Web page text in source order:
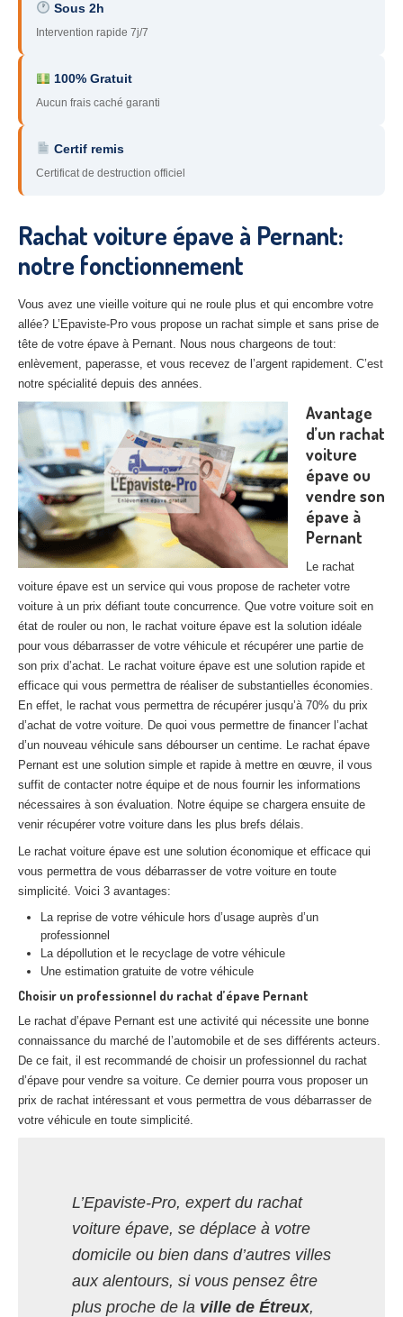
93 – Seine-Saint-Denis
95 – Val d’Oise
51 – Marne
45– Loiret
28– Eure-et-Loir
27 – Eure
10– Aube
02 – Aisne
Tous les secteurs
CENTREVHU AGRÉE
Centreagréé VHU Paris 75 : casse auto avec destruction
Centreagréé VHU 77 : casse auto avec destruction
Centreagréé VHU 78 : casse auto avec destruction
Centre agréé VHU 91 : casse auto avec destruction
Centreagréé VHU 92 : casse auto avec destruction
Centreagréé VHU 93 : casse auto avec destruction
Centre agréé VHU 94 : casse auto avec destruction
Centreagréé VHU 95 : casse auto avec destruction
DOCUMENTSÀ JOINDRE
RACHATVÉHICULES
CONTACT
Sous 2h
Intervention rapide 7j/7
100% Gratuit
Aucun frais caché garanti
Certif remis
Certificat de destruction officiel
Rachat voiture épave à Pernant:
notre fonctionnement
Vous avez une vieille voiture qui ne roule plus et qui encombre votre
allée? L’Epaviste-Pro vous propose un rachat simple et sans prise de
tête de votre épave à Pernant. Nous nous chargeons de tout:
enlèvement, paperasse, et vous recevez de l’argent rapidement. C’est
notre spécialité depuis des années.
Avantage
d’un rachat
voiture
épave ou
vendre son
épave à
Pernant
Le rachat
voiture épave est un service qui vous propose de racheter votre
voiture à un prix défiant toute concurrence. Que votre voiture soit en
état de rouler ou non, le rachat voiture épave est la solution idéale
pour vous débarrasser de votre véhicule et récupérer une partie de
son prix d’achat. Le rachat voiture épave est une solution rapide et
efficace qui vous permettra de réaliser de substantielles économies.
En effet, le rachat vous permettra de récupérer jusqu’à 70% du prix
d’achat de votre voiture. De quoi vous permettre de financer l’achat
d’un nouveau véhicule sans débourser un centime. Le rachat épave
Pernant est une solution simple et rapide à mettre en œuvre, il vous
suffit de contacter notre équipe et de nous fournir les informations
nécessaires à son évaluation. Notre équipe se chargera ensuite de
venir récupérer votre voiture dans les plus brefs délais.
Le rachat voiture épave est une solution économique et efficace qui
vous permettra de vous débarrasser de votre voiture en toute
simplicité. Voici 3 avantages:
La reprise de votre véhicule hors d’usage auprès d’un
professionnel
La dépollution et le recyclage de votre véhicule
Une estimation gratuite de votre véhicule
Choisir un professionnel du rachat d’épave Pernant
Le rachat d’épave Pernant est une activité qui nécessite une bonne
connaissance du marché de l’automobile et de ses différents acteurs.
De ce fait, il est recommandé de choisir un professionnel du rachat
d’épave pour vendre sa voiture. Ce dernier pourra vous proposer un
prix de rachat intéressant et vous permettra de vous débarrasser de
votre véhicule en toute simplicité.
L’Epaviste-Pro, expert du rachat
voiture épave, se déplace à votre
domicile ou bien dans d’autres villes
aux alentours, si vous pensez être
plus proche de la ville de Étreux,